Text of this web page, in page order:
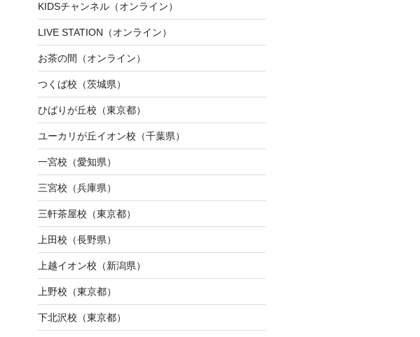
KIDSチャンネル（オンライン）
LIVE STATION（オンライン）
お茶の間（オンライン）
つくば校（茨城県）
ひばりが丘校（東京都）
ユーカリが丘イオン校（千葉県）
一宮校（愛知県）
三宮校（兵庫県）
三軒茶屋校（東京都）
上田校（長野県）
上越イオン校（新潟県）
上野校（東京都）
下北沢校（東京都）